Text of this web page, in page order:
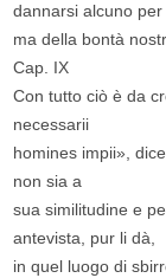
dannarsi alcuno
ma della bontà
Cap. IX
Con tutto ciò è da
necessarii
homines impii»,
non sia a
sua similitudine e
antevista, pur li dà,
in quel luogo di